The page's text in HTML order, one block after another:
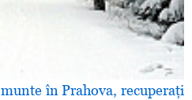
în Prahova, recuperaţi